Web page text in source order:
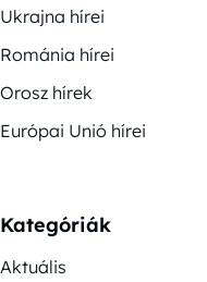
Ukrajna hírei
Románia hírei
Orosz hírek
Európai Unió hírei
Kategóriák
Aktuális